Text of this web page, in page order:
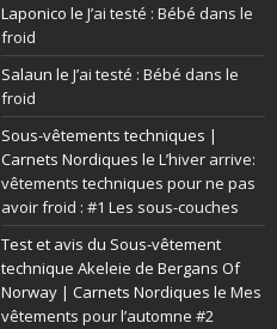
Laponico le J’ai testé : Bébé dans le
froid
Salaun le J’ai testé : Bébé dans le
froid
Sous-vêtements techniques |
Carnets Nordiques le L’hiver arrive:
vêtements techniques pour ne pas
avoir froid : #1 Les sous-couches
Test et avis du Sous-vêtement
technique Akeleie de Bergans Of
Norway | Carnets Nordiques le Mes
vêtements pour l’automne #2